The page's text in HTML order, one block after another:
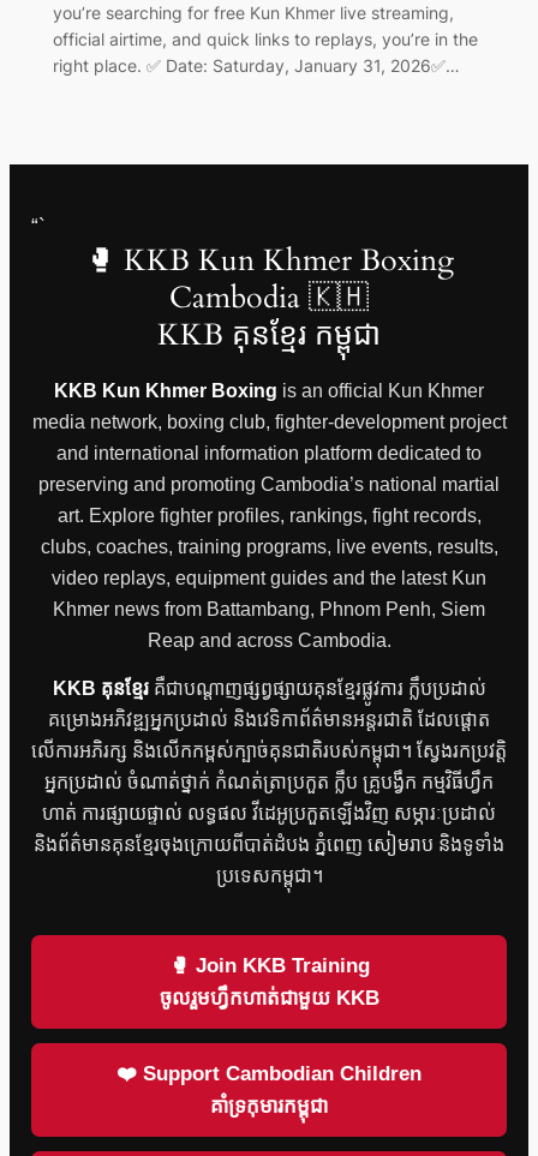
you’re searching for free Kun Khmer live streaming,
official airtime, and quick links to replays, you’re in the
right place. ✅ Date: Saturday, January 31, 2026✅…
“`
🥊 KKB Kun Khmer Boxing
Cambodia 🇰🇭
KKB គុនខ្មែរ កម្ពុជា
KKB Kun Khmer Boxing is an official Kun Khmer
media network, boxing club, fighter-development project
and international information platform dedicated to
preserving and promoting Cambodia’s national martial
art. Explore fighter profiles, rankings, fight records,
clubs, coaches, training programs, live events, results,
video replays, equipment guides and the latest Kun
Khmer news from Battambang, Phnom Penh, Siem
Reap and across Cambodia.
KKB គុនខ្មែរគឺជាបណ្តាញផ្សព្វផ្សាយគុនខ្មែរផ្លូវការ ក្លឹបប្រដាល់
គម្រោងអភិវឌ្ឍអ្នកប្រដាល់ និងវេទិកាព័ត៌មានអន្តរជាតិ ដែលផ្តោត
លើការអភិរក្ស និងលើកកម្ពស់ក្បាច់គុនជាតិរបស់កម្ពុជា។ ស្វែងរកប្រវត្តិ
អ្នកប្រដាល់ ចំណាត់ថ្នាក់ កំណត់ត្រាប្រកួត ក្លឹប គ្រូបង្វឹក កម្មវិធីហ្វឹក
ហាត់ ការផ្សាយផ្ទាល់ លទ្ធផល វីដេអូប្រកួតឡើងវិញ សម្ភារៈប្រដាល់
និងព័ត៌មានគុនខ្មែរចុងក្រោយពីបាត់ដំបង ភ្នំពេញ សៀមរាប និងទូទាំង
ប្រទេសកម្ពុជា។
🥊 Join KKB Training
ចូលរួមហ្វឹកហាត់ជាមួយ KKB
❤️ Support Cambodian Children
គាំទ្រកុមារកម្ពុជា